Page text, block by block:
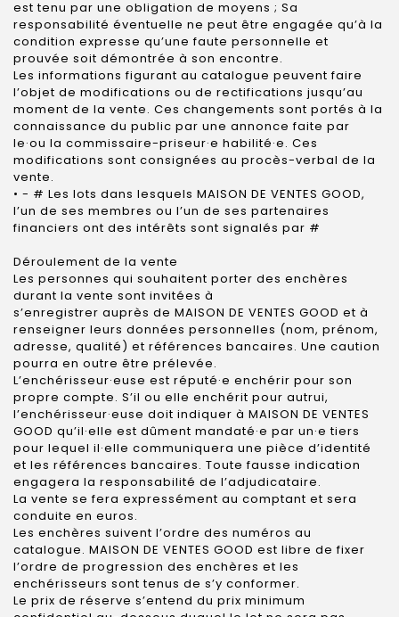
est tenu par une obligation de moyens ; Sa
responsabilité éventuelle ne peut être engagée qu’à la
condition expresse qu’une faute personnelle et
prouvée soit démontrée à son encontre.
Les informations figurant au catalogue peuvent faire
l’objet de modifications ou de rectifications jusqu’au
moment de la vente. Ces changements sont portés à la
connaissance du public par une annonce faite par
le·ou la commissaire-priseur·e habilité·e. Ces
modifications sont consignées au procès-verbal de la
vente.
• - # Les lots dans lesquels MAISON DE VENTES GOOD,
l’un de ses membres ou l’un de ses partenaires
financiers ont des intérêts sont signalés par #
Déroulement de la vente
Les personnes qui souhaitent porter des enchères
durant la vente sont invitées à
s’enregistrer auprès de MAISON DE VENTES GOOD et à
renseigner leurs données personnelles (nom, prénom,
adresse, qualité) et références bancaires. Une caution
pourra en outre être prélevée.
L’enchérisseur·euse est réputé·e enchérir pour son
propre compte. S’il ou elle enchérit pour autrui,
l’enchérisseur·euse doit indiquer à MAISON DE VENTES
GOOD qu’il·elle est dûment mandaté·e par un·e tiers
pour lequel il·elle communiquera une pièce d’identité
et les références bancaires. Toute fausse indication
engagera la responsabilité de l’adjudicataire.
La vente se fera expressément au comptant et sera
conduite en euros.
Les enchères suivent l’ordre des numéros au
catalogue. MAISON DE VENTES GOOD est libre de fixer
l’ordre de progression des enchères et les
enchérisseurs sont tenus de s’y conformer.
Le prix de réserve s’entend du prix minimum